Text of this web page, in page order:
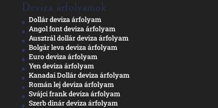
Deviza árfolyamok
Dollár deviza árfolyam
Angol font deviza árfolyam
Ausztrál dollár deviza árfolyam
Bolgár leva deviza árfolyam
Euro deviza árfolyam
Yen deviza árfolyam
Kanadai Dollár deviza árfolyam
Román lej deviza árfolyam
Svájci frank deviza árfolyam
Szerb dinár deviza árfolyam